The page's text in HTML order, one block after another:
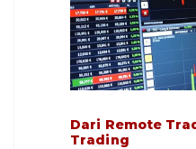
Dari Remote
Trading